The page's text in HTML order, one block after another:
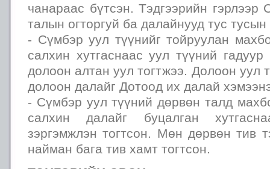
чанараас бүтсэн. Тэдгээрийн
талын огторгуй ба далайнууд тус тусын
- Сүмбэр уул түүнийг тойруулан
салхин хутгаснаас уул түүний
долоон алтан уул тогтжээ. Долоон уул
долоон далайг Дотоод их далай
- Сүмбэр уул түүний дөрвөн талд
салхин далайг буцалган
зэргэмжлэн тогтсон. Мөн дөрвөн тив
найман бага тив хамт тогтсон.